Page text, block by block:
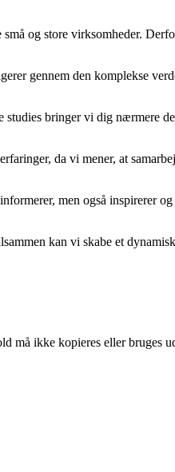
og store virksomheder.
gennem den komplekse
bringer vi dig nærmere
da vi mener, at
men også inspirerer
kan vi skabe et
må ikke kopieres eller bruges